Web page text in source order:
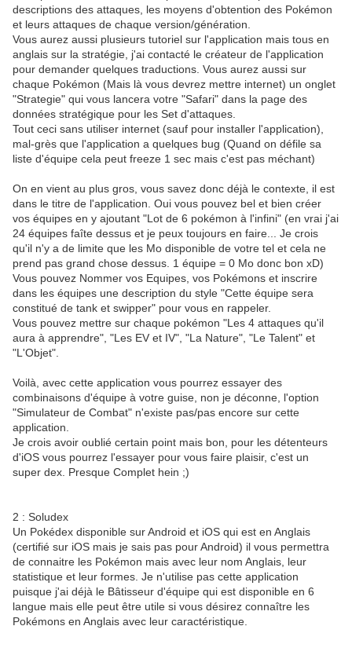
descriptions des attaques, les moyens d'obtention des Pokémon
et leurs attaques de chaque version/génération.
Vous aurez aussi plusieurs tutoriel sur l'application mais tous en
anglais sur la stratégie, j'ai contacté le créateur de l'application
pour demander quelques traductions. Vous aurez aussi sur
chaque Pokémon (Mais là vous devrez mettre internet) un onglet
"Strategie" qui vous lancera votre "Safari" dans la page des
données stratégique pour les Set d'attaques.
Tout ceci sans utiliser internet (sauf pour installer l'application),
mal-grès que l'application a quelques bug (Quand on défile sa
liste d'équipe cela peut freeze 1 sec mais c'est pas méchant)
On en vient au plus gros, vous savez donc déjà le contexte, il est
dans le titre de l'application. Oui vous pouvez bel et bien créer
vos équipes en y ajoutant "Lot de 6 pokémon à l'infini" (en vrai j'ai
24 équipes faîte dessus et je peux toujours en faire... Je crois
qu'il n'y a de limite que les Mo disponible de votre tel et cela ne
prend pas grand chose dessus. 1 équipe = 0 Mo donc bon xD)
Vous pouvez Nommer vos Equipes, vos Pokémons et inscrire
dans les équipes une description du style "Cette équipe sera
constitué de tank et swipper" pour vous en rappeler.
Vous pouvez mettre sur chaque pokémon "Les 4 attaques qu'il
aura à apprendre", "Les EV et IV", "La Nature", "Le Talent" et
"L'Objet".
Voilà, avec cette application vous pourrez essayer des
combinaisons d'équipe à votre guise, non je déconne, l'option
"Simulateur de Combat" n'existe pas/pas encore sur cette
application.
Je crois avoir oublié certain point mais bon, pour les détenteurs
d'iOS vous pourrez l'essayer pour vous faire plaisir, c'est un
super dex. Presque Complet hein ;)
2 : Soludex
Un Pokédex disponible sur Android et iOS qui est en Anglais
(certifié sur iOS mais je sais pas pour Android) il vous permettra
de connaitre les Pokémon mais avec leur nom Anglais, leur
statistique et leur formes. Je n'utilise pas cette application
puisque j'ai déjà le Bâtisseur d'équipe qui est disponible en 6
langue mais elle peut être utile si vous désirez connaître les
Pokémons en Anglais avec leur caractéristique.